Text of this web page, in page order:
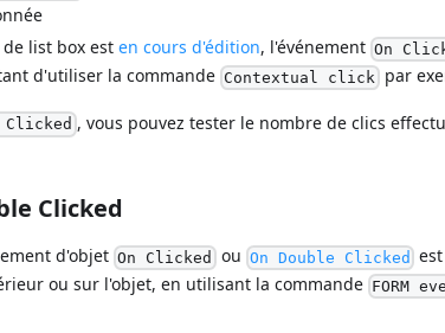
de list box esten cours d'édition, l'événement On
d'utiliser la commande Contextual click par
Clicked , vous pouvez tester le nombre de clics
Clicked
d'objet On Clicked ou On Double Clicked est
ou sur l'objet, en utilisant la commande FORM